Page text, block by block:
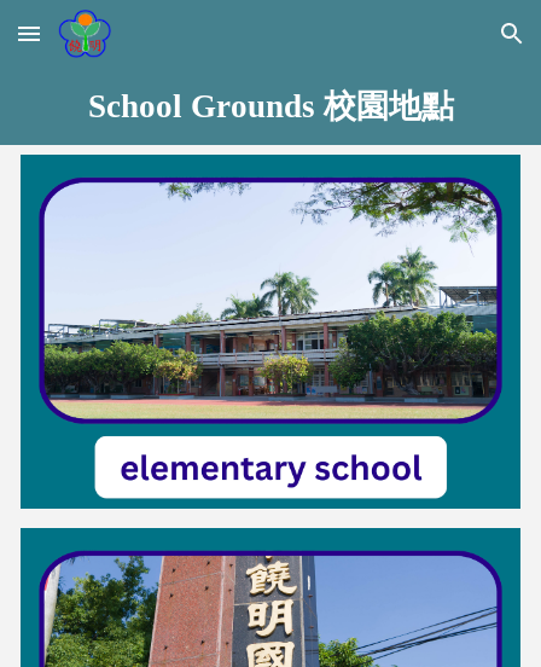
Skip to main content Skip to navigation
School Grounds 校園地點